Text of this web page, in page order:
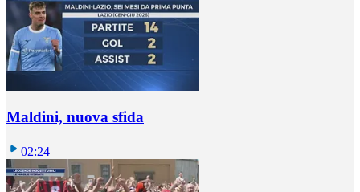
Maldini, nuova sfida
02:24